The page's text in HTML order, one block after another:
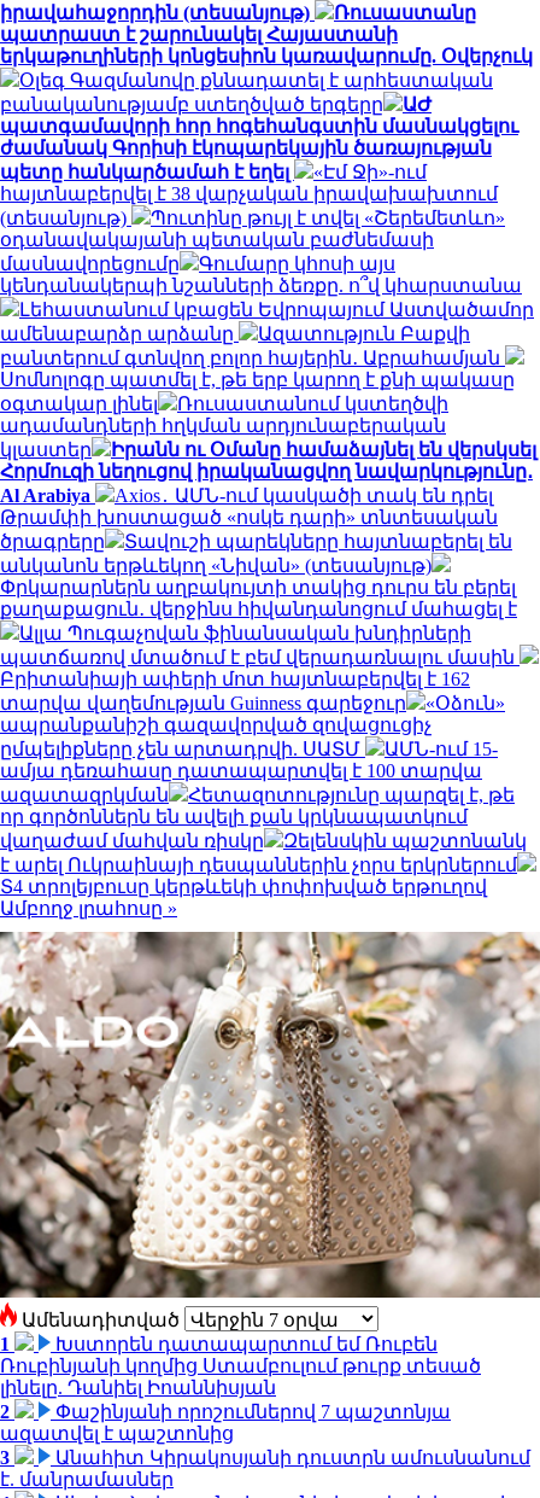
իրավահաջորդին (տեսանյութ)
Ռուսաստանը
պատրաստ է շարունակել Հայաստանի
երկաթուղիների կոնցեսիոն կառավարումը. Օվերչուկ
Օլեգ Գազմանովը քննադատել է արհեստական
բանականությամբ ստեղծված երգերը
ԱԺ
պատգամավորի հոր հոգեհանգստին մասնակցելու
ժամանակ Գորիսի էկոպարեկային ծառայության
պետը հանկարծամահ է եղել
«Էմ Ջի»-ում
հայտնաբերվել է 38 վարչական իրավախախտում
(տեսանյութ)
Պուտինը թույլ է տվել «Շերեմետևո»
օդանավակայանի պետական բաժնեմասի
մասնավորեցումը
Գումարը կհոսի այս
կենդանակերպի նշանների ձեռքը. ո՞վ կհարստանա
Լեհաստանում կբացեն Եվրոպայում Աստվածամոր
ամենաբարձր արձանը
Ազատություն Բաքվի
բանտերում գտնվող բոլոր հայերին․ Աբրահամյան
Սոմնոլոգը պատմել է, թե երբ կարող է քնի պակասը
օգտակար լինել
Ռուսաստանում կստեղծվի
ադամանդների հղկման արդյունաբերական
կլաստեր
Իրանն ու Օմանը համաձայնել են վերսկսել
Հորմուզի նեղուցով իրականացվող նավարկությունը․
Al Arabiya
Axios․ ԱՄՆ-ում կասկածի տակ են դրել
Թրամփի խոստացած «ոսկե դարի» տնտեսական
ծրագրերը
Տավուշի պարեկները հայտնաբերել են
անկանոն երթևեկող «Նիվան» (տեսանյութ)
Փրկարարներն աղբակույտի տակից դուրս են բերել
քաղաքացուն․ վերջինս հիվանդանոցում մահացել է
Ալլա Պուգաչովան ֆինանսական խնդիրների
պատճառով մտածում է բեմ վերադառնալու մասին
Բրիտանիայի ափերի մոտ հայտնաբերվել է 162
տարվա վաղեմության Guinness գարեջուր
«Օձուն»
ապրանքանիշի գազավորված զովացուցիչ
ըմպելիքները չեն արտադրվի. ՍԱՏՄ
ԱՄՆ-ում 15-
ամյա դեռահասը դատապարտվել է 100 տարվա
ազատազրկման
Հետազոտությունը պարզել է, թե
որ գործոններն են ավելի քան կրկնապատկում
վաղաժամ մահվան ռիսկը
Զելենսկին պաշտոնանկ
է արել Ուկրաինայի դեսպաններին չորս երկրներում
Տ4 տրոլեյբուսը կերթևեկի փոփոխված երթուղով
Ամբողջ լրահոսը »
Ամենադիտված
1
Խստորեն դատապարտում եմ Ռուբեն
Ռուբինյանի կողմից Ստամբուլում թուրք տեսած
լինելը. Դանիել Իոաննիսյան
2
Փաշինյանի որոշումներով 7 պաշտոնյա
ազատվել է պաշտոնից
3
Անահիտ Կիրակոսյանի դուստրն ամուսնանում
է. մանրամասներ